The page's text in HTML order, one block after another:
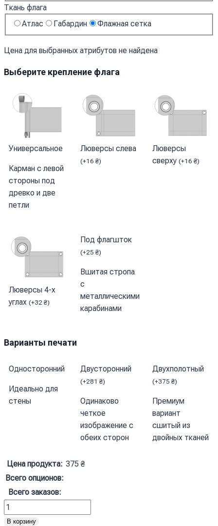
Ткань флага
Атлас
Габардин Флажная сетка
Цена для выбранных атрибутов не найдена
Выберите крепление флага
Универсальное
Карман с левой
стороны под
древко и две
петли
Люверсы слева
(+16₴)
Люверсы
сверху (+16 ₴)
Люверсы 4-х
углах (+32 ₴)
Под флагшток
(+25₴)
Вшитая стропа
с
металлическими
карабинами
Варианты печати
Односторонний
Идеально для
стены
Двусторонний
(+281₴)
Одинаково
четкое
изображение с
обеих сторон
Двухполотный
(+375 ₴)
Премиум
вариант
сшитый из
двойных тканей
Цена продукта: 375 ₴
Всего опционов:
Всего заказов:
Количество
товара
В корзину